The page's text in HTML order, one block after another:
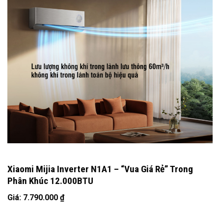
Xiaomi Mijia Inverter N1A1 – “Vua Giá Rẻ” Trong
Phân Khúc 12.000BTU
Giá: 7.790.000 ₫